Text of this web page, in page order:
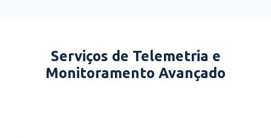
Serviços de Telemetria e
Monitoramento Avançado